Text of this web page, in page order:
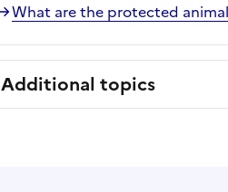
What are the protected
Additional topics